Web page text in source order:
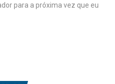
para a próxima vez que eu